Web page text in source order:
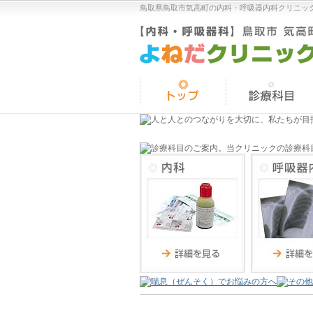
鳥取県鳥取市気高町の内科・呼吸器内科クリニッ